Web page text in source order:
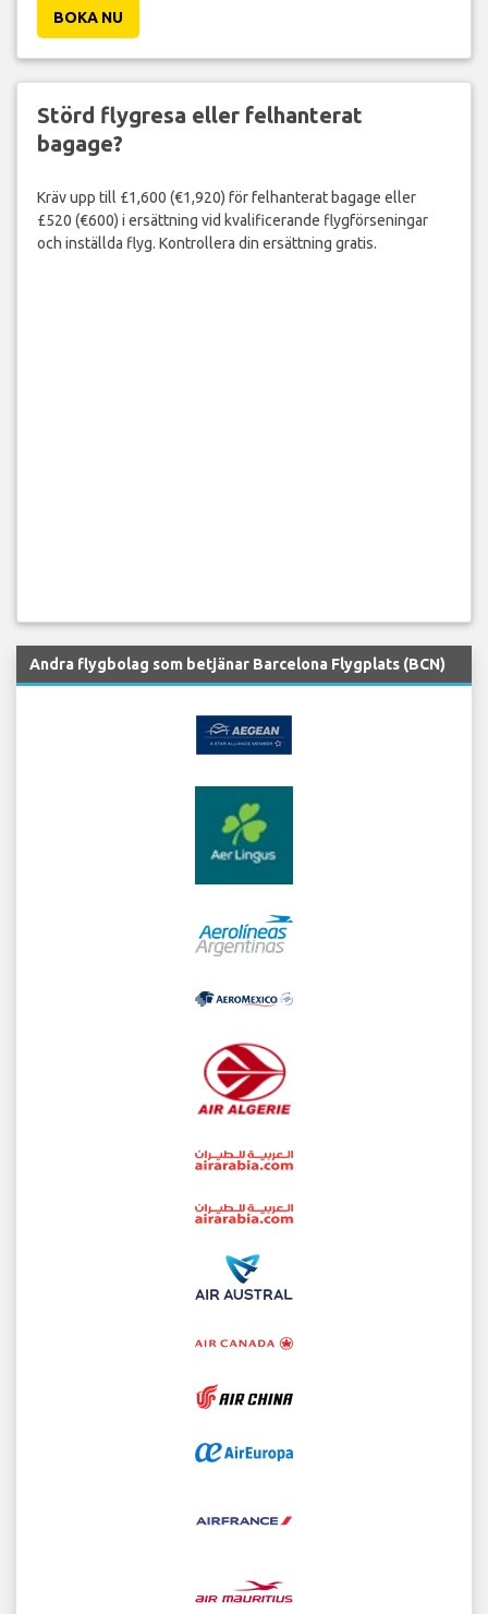
BOKA NU
Störd flygresa eller felhanterat
bagage?
Kräv upp till £1,600 (€1,920) för felhanterat bagage eller
£520 (€600) i ersättning vid kvalificerande flygförseningar
och inställda flyg. Kontrollera din ersättning gratis.
Andra flygbolag som betjänar Barcelona Flygplats (BCN)